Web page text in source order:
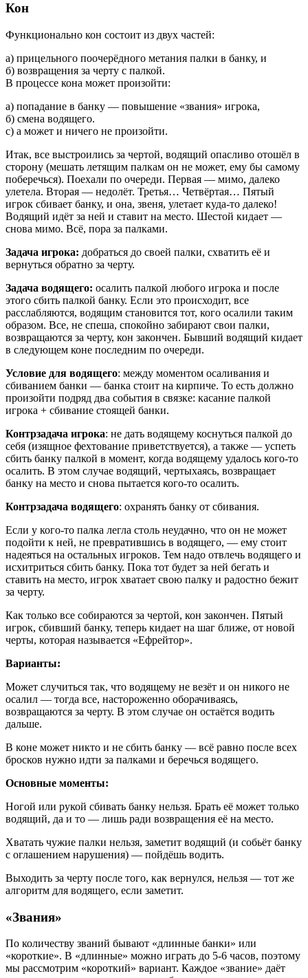
Кон
Функционально кон состоит из двух частей:
а) прицельного поочерёдного метания палки в банку, и
б) возвращения за черту с палкой.
В процессе кона может произойти:
а) попадание в банку — повышение «звания» игрока,
б) смена водящего.
c) а может и ничего не произойти.
Итак, все выстроились за чертой, водящий опасливо отошёл в
сторону (мешать летящим палкам он не может, ему бы самому
поберечься). Поехали по очереди. Первая — мимо, далеко
улетела. Вторая — недолёт. Третья… Четвёртая… Пятый
игрок сбивает банку, и она, звеня, улетает куда-то далеко!
Водящий идёт за ней и ставит на место. Шестой кидает —
снова мимо. Всё, пора за палками.
Задача игрока: добраться до своей палки, схватить её и
вернуться обратно за черту.
Задача водящего: осалить палкой любого игрока и после
этого сбить палкой банку. Если это происходит, все
расслабляются, водящим становится тот, кого осалили таким
образом. Все, не спеша, спокойно забирают свои палки,
возвращаются за черту, кон закончен. Бывший водящий кидает
в следующем коне последним по очереди.
Условие для водящего: между моментом осаливания и
сбиванием банки — банка стоит на кирпиче. То есть должно
произойти подряд два события в связке: касание палкой
игрока + сбивание стоящей банки.
Контрзадача игрока: не дать водящему коснуться палкой до
себя (изящное фехтование приветствуется), а также — успеть
сбить банку палкой в момент, когда водящему удалось кого-то
осалить. В этом случае водящий, чертыхаясь, возвращает
банку на место и снова пытается кого-то осалить.
Контрзадача водящего: охранять банку от сбивания.
Если у кого-то палка легла столь неудачно, что он не может
подойти к ней, не превратившись в водящего, — ему стоит
надеяться на остальных игроков. Тем надо отвлечь водящего и
исхитриться сбить банку. Пока тот будет за ней бегать и
ставить на место, игрок хватает свою палку и радостно бежит
за черту.
Как только все собираются за чертой, кон закончен. Пятый
игрок, сбивший банку, теперь кидает на шаг ближе, от новой
черты, которая называется «Ефрейтор».
Варианты:
Может случиться так, что водящему не везёт и он никого не
осалил — тогда все, настороженно оборачиваясь,
возвращаются за черту. В этом случае он остаётся водить
дальше.
В коне может никто и не сбить банку — всё равно после всех
бросков нужно идти за палками и беречься водящего.
Основные моменты:
Ногой или рукой сбивать банку нельзя. Брать её может только
водящий, да и то — лишь ради возвращения её на место.
Хватать чужие палки нельзя, заметит водящий (и собьёт банку
с оглашением нарушения) — пойдёшь водить.
Выходить за черту после того, как вернулся, нельзя — тот же
алгоритм для водящего, если заметит.
«Звания»
По количеству званий бывают «длинные банки» или
«короткие». В «длинные» можно играть до 5-6 часов, поэтому
мы рассмотрим «короткий» вариант. Каждое «звание» даёт